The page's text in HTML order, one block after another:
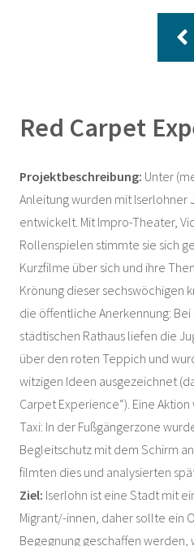
Red Carpet
Projektbeschreibung: Unter
Anleitung wurden mit Iserlohner
entwickelt. Mit Impro-Theater,
Rollenspielen stimmte sie sich
Kurzfilme über sich und ihre
Krönung dieser sechswöchigen
die öffentliche Anerkennung:
städtischen Rathaus liefen die
über den roten Teppich und
witzigen Ideen ausgezeichnet
Carpet Experience“). Eine
Taxi: In der Fußgängerzone
Begleitschutz mit dem Schirm
filmten dies und analysierten
Ziel: Iserlohn ist eine Stadt mit
Migrant/-innen, daher sollte ein
Begegnung geschaffen